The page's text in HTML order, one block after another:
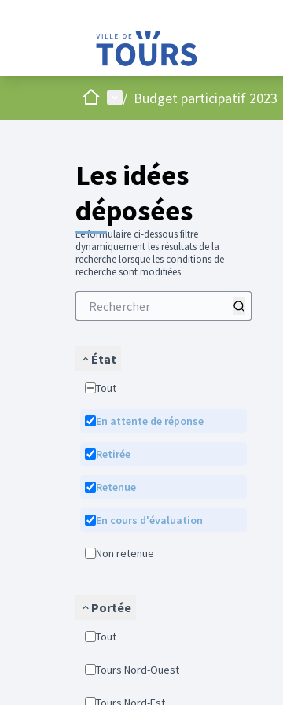
AccueilMenu principal
/ Budget participatif 2023
Les idées
déposées
Le formulaire ci-dessous filtre
dynamiquement les résultats de la
recherche lorsque les conditions de
recherche sont modifiées.
État
Tout
En attente de réponse
Retirée
Retenue
En cours d'évaluation
Non retenue
Portée
Tout
Tours Nord-Ouest